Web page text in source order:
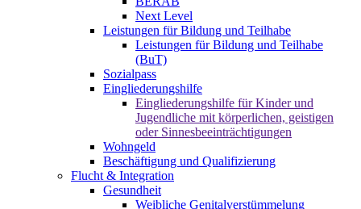
Next Level
Leistungen für Bildung und Teilhabe
Leistungen für Bildung und Teilhabe
(BuT)
Sozialpass
Eingliederungshilfe
Eingliederungshilfe für Kinder und
Jugendliche mit körperlichen, geistigen
oder Sinnesbeeinträchtigungen
Wohngeld
Beschäftigung und Qualifizierung
Flucht & Integration
Gesundheit
Weibliche Genitalverstümmelung